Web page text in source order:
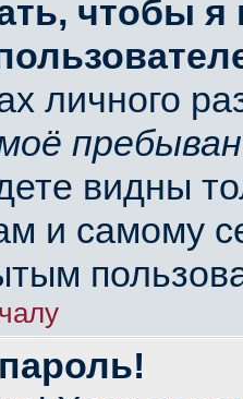
чтобы
личного
видны
и самому